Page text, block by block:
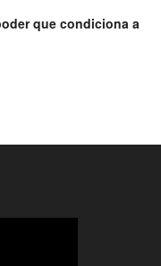
que condiciona a